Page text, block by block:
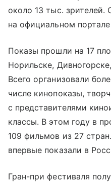
около 13 тыс.
на официальном
Показы прошли на 17
Норильске,
Всего организовали
числе кинопоказы,
с представителями
классы. В этом году в
109 фильмов из 27
впервые показали в
Гран-при фестиваля